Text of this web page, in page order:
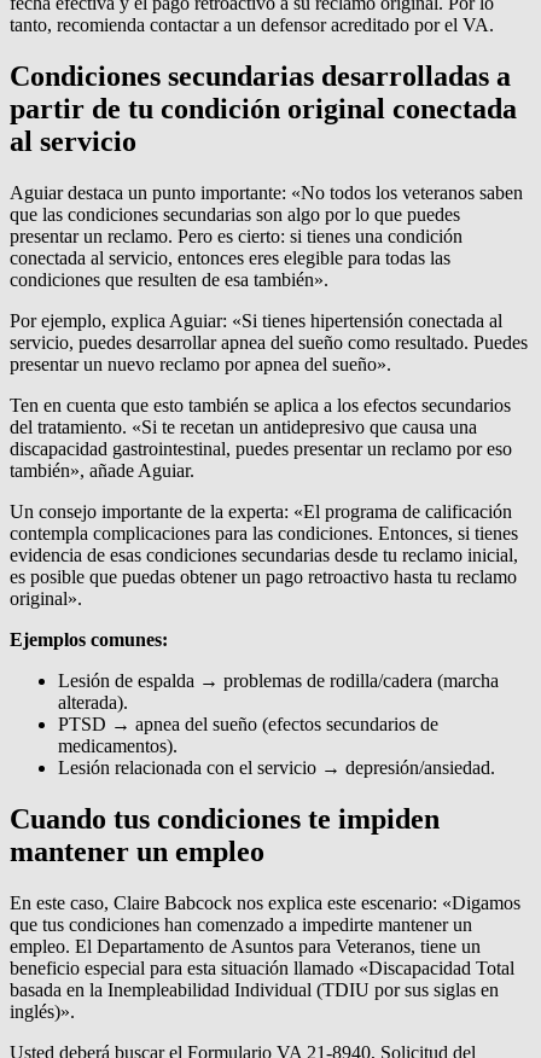
tanto, recomienda contactar a un defensor acreditado por el VA.
Condiciones secundarias desarrolladas a
partir de tu condición original conectada
al servicio
Aguiar destaca un punto importante: «No todos los veteranos saben
que las condiciones secundarias son algo por lo que puedes
presentar un reclamo. Pero es cierto: si tienes una condición
conectada al servicio, entonces eres elegible para todas las
condiciones que resulten de esa también».
Por ejemplo, explica Aguiar: «Si tienes hipertensión conectada al
servicio, puedes desarrollar apnea del sueño como resultado. Puedes
presentar un nuevo reclamo por apnea del sueño».
Ten en cuenta que esto también se aplica a los efectos secundarios
del tratamiento. «Si te recetan un antidepresivo que causa una
discapacidad gastrointestinal, puedes presentar un reclamo por eso
también», añade Aguiar.
Un consejo importante de la experta: «El programa de calificación
contempla complicaciones para las condiciones. Entonces, si tienes
evidencia de esas condiciones secundarias desde tu reclamo inicial,
es posible que puedas obtener un pago retroactivo hasta tu reclamo
original».
Ejemplos comunes:
Lesión de espalda → problemas de rodilla/cadera (marcha
alterada).
PTSD → apnea del sueño (efectos secundarios de
medicamentos).
Lesión relacionada con el servicio → depresión/ansiedad.
Cuando tus condiciones te impiden
mantener un empleo
En este caso, Claire Babcock nos explica este escenario: «Digamos
que tus condiciones han comenzado a impedirte mantener un
empleo. El Departamento de Asuntos para Veteranos, tiene un
beneficio especial para esta situación llamado «Discapacidad Total
basada en la Inempleabilidad Individual (TDIU por sus siglas en
inglés)».
Usted deberá buscar el Formulario VA 21-8940, Solicitud del